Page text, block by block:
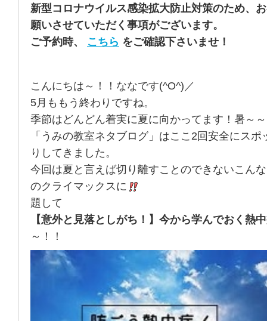
新型コロナウイルス感染拡大防止対策のため、
願いさせていただく事項がございます。
ご予約時、 こちら をご確認下さいませ！
こんにちは～！！ななです(^O^)／
5月ももう終わりですね。
季節はどんどん着実に夏に向かってます！暑～
「うみの教室ネタブログ」はここ2回安全にス
りしてきました。
今回は夏と言えば切り離すことのできないこん
のクライマックスに
題して
【意外と見落としがち！】今から学んでおく熱
～！！